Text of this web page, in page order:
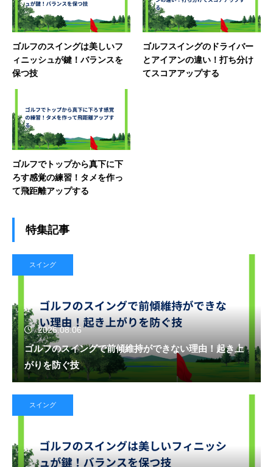
ゴルフのスイングは美しいフ
ィニッシュが鍵！バランスを
保つ技
ゴルフスイングのドライバー
とアイアンの違い！打ち分け
てスコアアップする
ゴルフでトップから真下に下
ろす感覚の練習！タメを作っ
て飛距離アップする
特集記事
スイング
2026.08.06
ゴルフのスイングで前傾維持ができない理由！起き上
がりを防ぐ技
スイング